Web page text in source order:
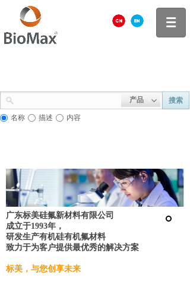
产品 搜索
名称 描述 内容
广东标美硅氟新材料有限公司
成立于1993年，
研发生产有机硅有机氟材料
致力于为客户提供最优秀的解决方案
标美，与您创享未来